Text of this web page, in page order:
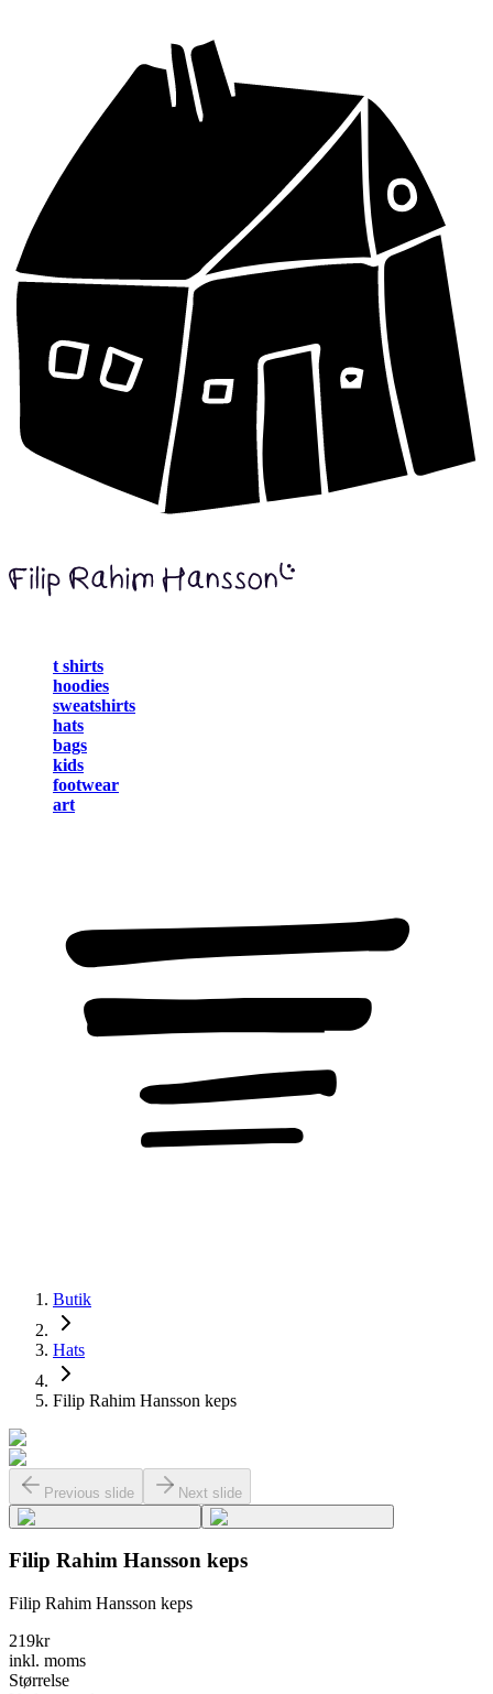
t shirts
hoodies
sweatshirts
hats
bags
kids
footwear
art
Butik
Hats
Filip Rahim Hansson keps
Previous slide Next slide
Filip Rahim Hansson keps
Filip Rahim Hansson keps
219kr
inkl. moms
Størrelse